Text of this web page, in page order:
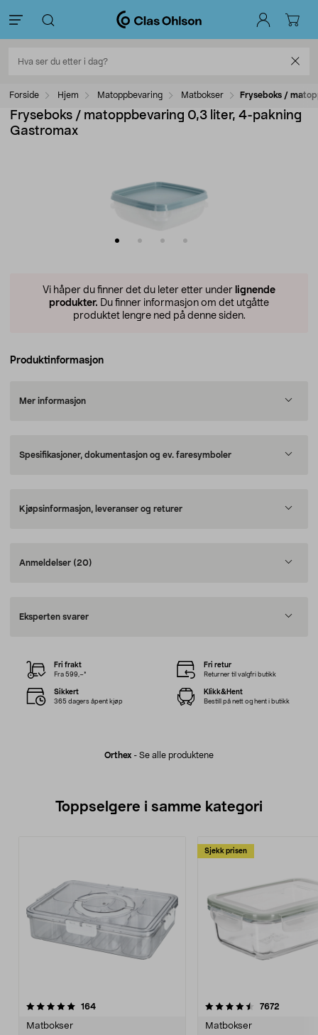
Forside Hjem Matoppbevaring Matbokser Fryseboks /
Fryseboks / matoppbevaring 0,3 liter, 4-pakning
Gastromax
Vi håper du finner det du leter etter under lignende
produkter. Du finner informasjon om det utgåtte
produktet lengre ned på denne siden.
Produktinformasjon
Mer informasjon
Spesifikasjoner, dokumentasjon og ev. faresymboler
Kjøpsinformasjon, leveranser og returer
Anmeldelser (20)
Eksperten svarer
Orthex - Se alle produktene
Fri frakt
Fra 599,–*
Fri retur
Returner til valgfri butikk
Sikkert
365 dagers åpent kjøp
Klikk&Hent
Bestill på nett og hent i butikk
Toppselgere i samme kategori
164anmeldelser
Matbokser
Sjekk prisen
4.5 av 5 stjerner 7672
Matbokser
4.5 av 5 stjerner